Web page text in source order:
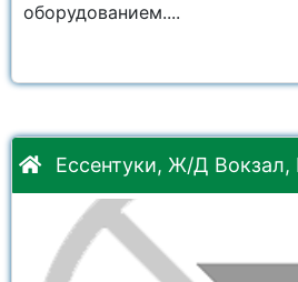
оборудованием....
Ессентуки, Ж/Д Вокзал,